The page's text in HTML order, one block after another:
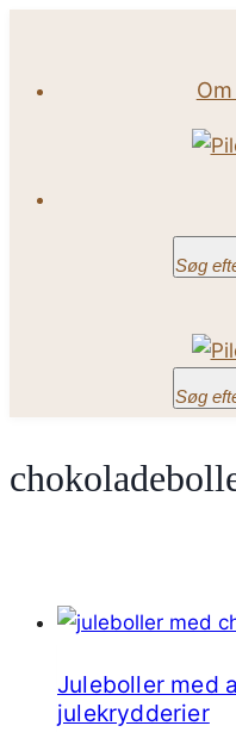
indhold
Søg
Søg
Juleboller med
julekrydderier